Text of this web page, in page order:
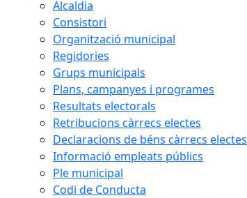
Alcaldia
Consistori
Organització municipal
Regidories
Grups municipals
Plans, campanyes i programes
Resultats electorals
Retribucions càrrecs electes
Declaracions de béns càrrecs electes
Informació empleats públics
Ple municipal
Codi de Conducta